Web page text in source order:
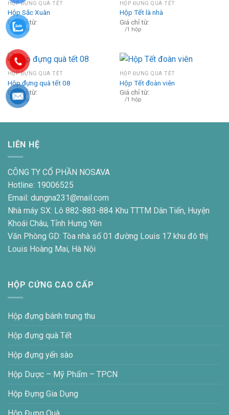
HỘP ĐỰNG QUÀ TẾT
Hộp Sắc Xuân
Giá chỉ từ:
/1 hộp
HỘP ĐỰNG QUÀ TẾT
Hộp Tết là nhà
Giá chỉ từ:
/1 hộp
HỘP ĐỰNG QUÀ TẾT
Hộp đựng quà tết 08
Giá chỉ từ:
/1 hộp
HỘP ĐỰNG QUÀ TẾT
Hộp Tết đoàn viên
Giá chỉ từ:
/1 hộp
LIÊN HỆ
CÔNG TY CỔ PHẦN NOSAVA
Hotline: 19006525
Email: dungna231@mail.com
Nhà máy SX: Lô 882-883-884 Khu TTTM Dân Tiến, Huyện
Khoái Châu, Tỉnh Hưng Yên
Văn Phòng GD: Tòa nhà số 01 đường Louis 17 khu đô thị
Louis Hoàng Mai, Hà Nội
HỘP CỨNG CAO CẤP
Hộp đựng bánh trung thu
Hộp đựng quà Tết
Hộp đựng yến sào
Hộp Dược – Mỹ Phẩm – TPCN
Hộp Đựng Gia Dụng
Hộp Đựng Quà